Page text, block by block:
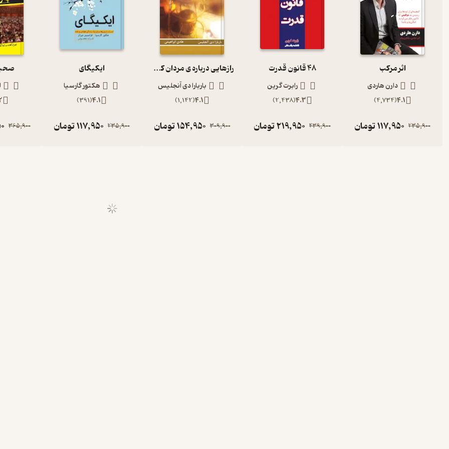
اثر مرکب
دارن هاردی
4.1
(
4,734
)
235,900
117,950تومان
48 قانون قدرت
رابرت گرین
4.3
(
2,438
)
439,900
219,950تومان
رازهایی درباره ی مردان که هر زنی باید آن ها را بداند
باربارا دی آنجلیس
4.1
(
1,142
)
309,900
154,950تومان
ایکیگای
هکتور گارسیا
4.1
(
391
)
235,900
117,950تومان 365,900